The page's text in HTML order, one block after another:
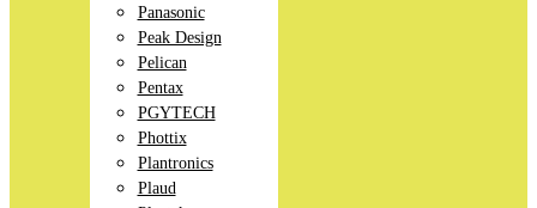
Panasonic
Peak Design
Pelican
Pentax
PGYTECH
Phottix
Plantronics
Plaud